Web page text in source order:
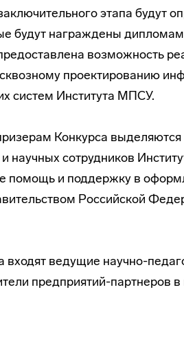
этапа будут
будут награждены
возможность
проектированию
систем Института МПСУ.
Конкурса
научных сотрудников
и поддержку в
Российской
ведущие научно-
предприятий-партнеров